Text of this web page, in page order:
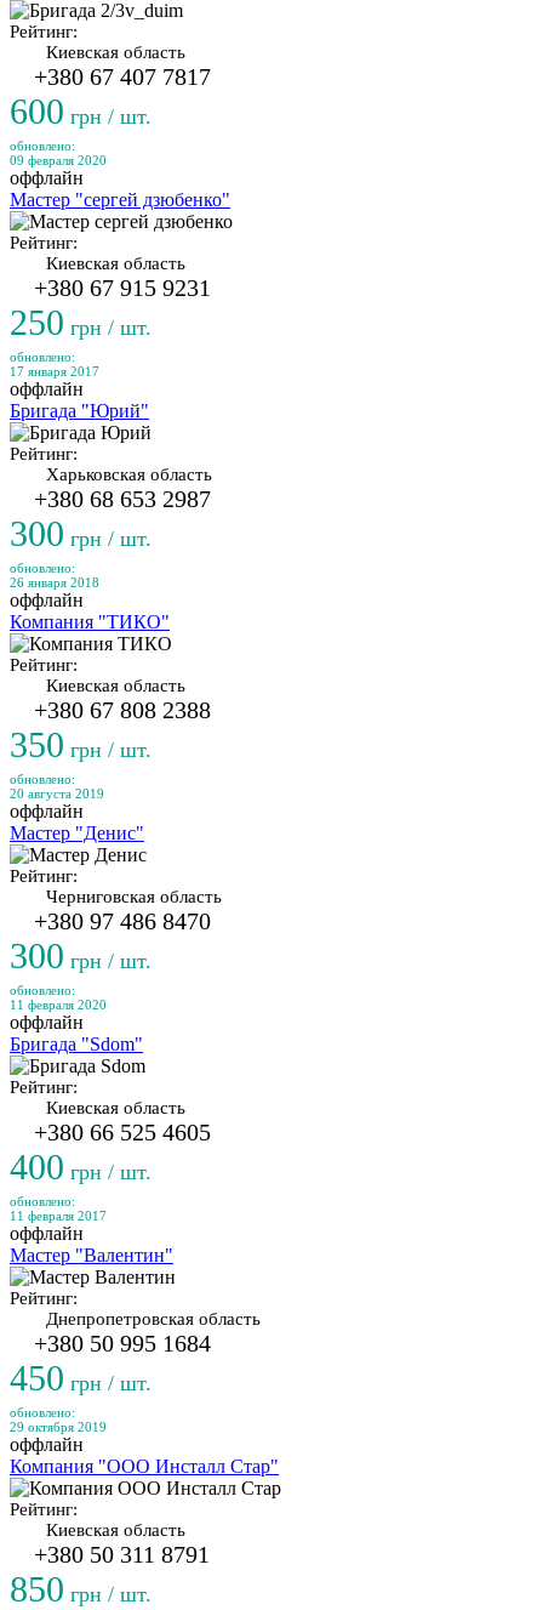
Рейтинг:
Киевская область
+380 67 407 7817
600 грн / шт.
обновлено:
09 февраля 2020
оффлайн
Мастер "сергей дзюбенко"
Рейтинг:
Киевская область
+380 67 915 9231
250 грн / шт.
обновлено:
17 января 2017
оффлайн
Бригада "Юрий"
Рейтинг:
Харьковская область
+380 68 653 2987
300 грн / шт.
обновлено:
26 января 2018
оффлайн
Компания "ТИКО"
Рейтинг:
Киевская область
+380 67 808 2388
350 грн / шт.
обновлено:
20 августа 2019
оффлайн
Мастер "Денис"
Рейтинг:
Черниговская область
+380 97 486 8470
300 грн / шт.
обновлено:
11 февраля 2020
оффлайн
Бригада "Sdom"
Рейтинг:
Киевская область
+380 66 525 4605
400 грн / шт.
обновлено:
11 февраля 2017
оффлайн
Мастер "Валентин"
Рейтинг:
Днепропетровская область
+380 50 995 1684
450 грн / шт.
обновлено:
29 октября 2019
оффлайн
Компания "ООО Инсталл Стар"
Рейтинг:
Киевская область
+380 50 311 8791
850 грн / шт.